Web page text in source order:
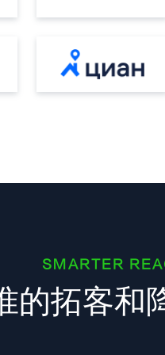
SMARTER
的拓客和